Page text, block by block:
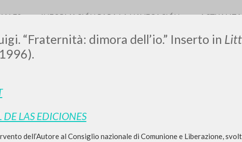
“Fraternità: dimora dell’io.” Inserto in
DE LAS EDICIONES
dell’Autore al Consiglio nazionale di Comunione e Liberazione,
INFORMACIÓN PARA LA NAVEGACIÓN